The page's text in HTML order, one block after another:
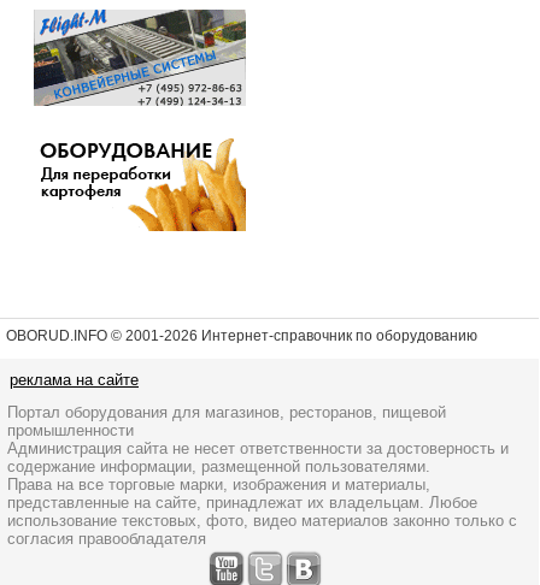
OBORUD.INFO © 2001-2026 Интернет-справочник по оборудованию
реклама на сайте
Портал оборудования для магазинов, ресторанов, пищевой
промышленности
Администрация сайта не несет ответственности за достоверность и
содержание информации, размещенной пользователями.
Права на все торговые марки, изображения и материалы,
представленные на сайте, принадлежат их владельцам. Любое
использование текстовых, фото, видео материалов законно только с
согласия правообладателя